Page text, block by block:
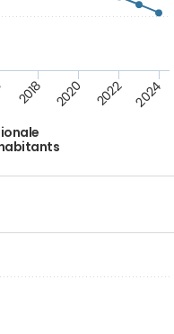
2018 2020 2022 2024